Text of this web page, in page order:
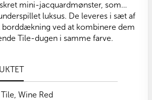
mini-jacquardmønster, som
luksus. De leveres i sæt af
borddækning ved at kombinere dem
Tile-dugen i samme farve.
Wine Red